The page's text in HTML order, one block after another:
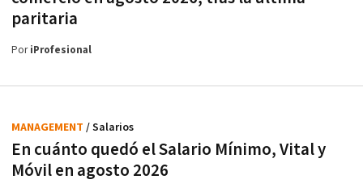
paritaria
PoriProfesional
En cuánto quedó el Salario Mínimo, Vital y
Móvil en agosto 2026
MANAGEMENT / Salarios